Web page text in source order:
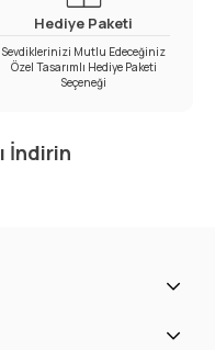
Hediye Paketi
Sevdiklerinizi Mutlu Edeceğiniz
Özel Tasarımlı Hediye Paketi
Seçeneği
İndirin